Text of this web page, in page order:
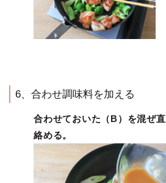
6、合わせ調味料を加える
合わせておいた（B）を混ぜ
絡める。